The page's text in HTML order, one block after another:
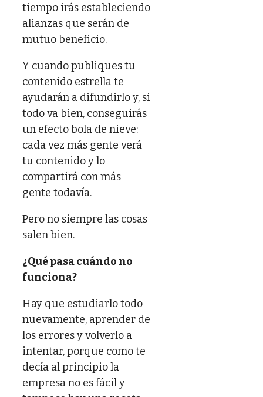
tiempo irás estableciendo
alianzas que serán de
mutuo beneficio.
Y cuando publiques tu
contenido estrella te
ayudarán a difundirlo y, si
todo va bien, conseguirás
un efecto bola de nieve:
cada vez más gente verá
tu contenido y lo
compartirá con más
gente todavía.
Pero no siempre las cosas
salen bien.
¿Qué pasa cuándo no
funciona?
Hay que estudiarlo todo
nuevamente, aprender de
los errores y volverlo a
intentar, porque como te
decía al principio la
empresa no es fácil y